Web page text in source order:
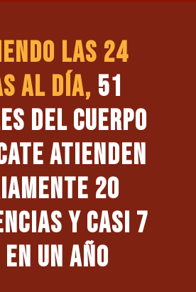
LAS 24
AL DÍA, 51
DEL CUERPO
ATIENDEN
20
Y CASI 7
UN AÑO